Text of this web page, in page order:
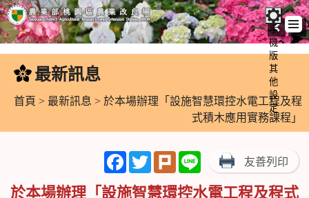
跳
容
手
機
版
其
他
設
定
最新訊息
首頁 > 最新訊息 > 於本場辦理「設施智慧環控水電工程及程
式積木應用實務課程」
FacebookTwitterPlurk Line 友善列印
於本場辦理「設施智慧環控水電工程及程式